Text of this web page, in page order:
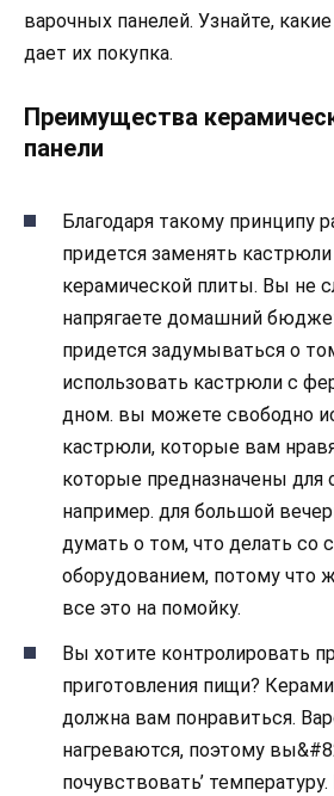
варочных панелей. Узнайте,
дает их покупка.
Преимущества
панели
Благодаря такому принципу
придется заменять
керамической плиты. Вы не
напрягаете домашний
придется задумываться о
использовать кастрюли с
дном. вы можете свободно
кастрюли, которые вам
которые предназначены для
например. для большой
думать о том, что делать со
оборудованием, потому что
все это на помойку.
Вы хотите контролировать
приготовления пищи?
должна вам понравиться.
нагреваются, поэтому
почувствовать’